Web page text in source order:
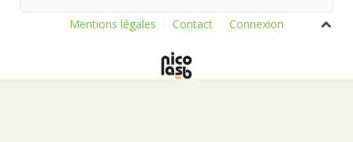
Mentions légales Contact Connexion